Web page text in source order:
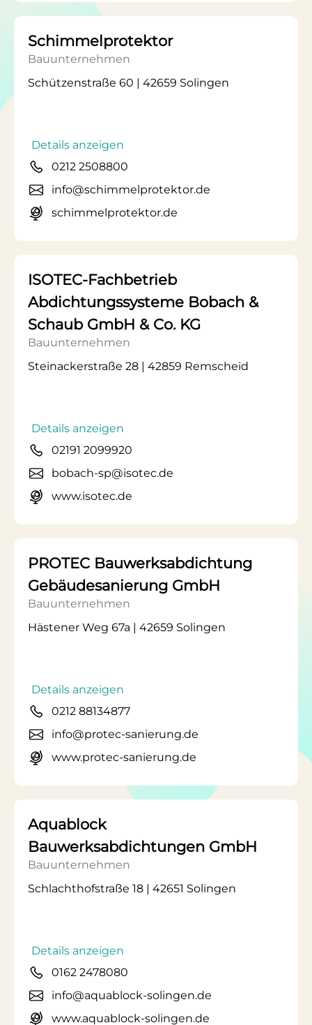
Schimmelprotektor
Bauunternehmen
Schützenstraße 60 | 42659 Solingen
Details anzeigen
0212 2508800
info@schimmelprotektor.de
schimmelprotektor.de
ISOTEC-Fachbetrieb
Abdichtungssysteme Bobach &
Schaub GmbH & Co. KG
Bauunternehmen
Steinackerstraße 28 | 42859 Remscheid
Details anzeigen
02191 2099920
bobach-sp@isotec.de
www.isotec.de
PROTEC Bauwerksabdichtung
Gebäudesanierung GmbH
Bauunternehmen
Hästener Weg 67a | 42659 Solingen
Details anzeigen
0212 88134877
info@protec-sanierung.de
www.protec-sanierung.de
Aquablock
Bauwerksabdichtungen GmbH
Bauunternehmen
Schlachthofstraße 18 | 42651 Solingen
Details anzeigen
0162 2478080
info@aquablock-solingen.de
www.aquablock-solingen.de